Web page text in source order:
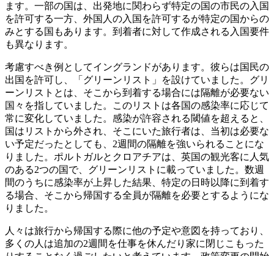
ます。一部の国は、出発地に関わらず特定の国の市民の入国
を許可する一方、外国人の入国を許可するが特定の国からの
みとする国もあります。到着者に対して作成される入国要件
も異なります。
考慮すべき例としてイングランドがあります。彼らは国民の
出国を許可し、「グリーンリスト」を設けていました。グリ
ーンリストとは、そこから到着する場合には隔離が必要ない
国々を指していました。このリストは各国の感染率に応じて
常に変化していました。感染が許容される閾値を超えると、
国はリストから外され、そこにいた旅行者は、当初は必要な
い予定だったとしても、2週間の隔離を強いられることにな
りました。ポルトガルとクロアチアは、英国の観光客に人気
のある2つの国で、グリーンリストに載っていました。数週
間のうちに感染率が上昇した結果、特定の日時以降に到着す
る場合、そこから帰国する全員が隔離を必要とするようにな
りました。
人々は旅行から帰国する際に他の予定や意図を持っており、
多くの人は追加の2週間を仕事を休んだり家に閉じこもった